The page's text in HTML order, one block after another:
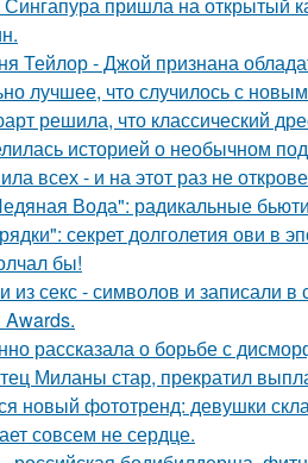
Тейлор - Джой признана
лучшее, что случилось с
решила, что классический
историей о необычном
всех - и на этот раз не
Вода": радикальные
секрет долголетия ови в
бы!
из секс - символов и записали в
рассказала о борьбе с
Миланы стар, прекратил
новый фототренд: девушки
совсем не сердце.